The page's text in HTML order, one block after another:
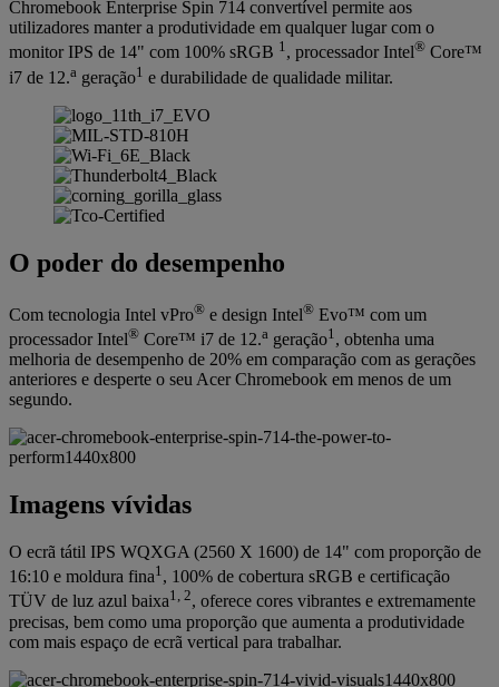
Chromebook Enterprise Spin 714 convertível permite aos
utilizadores manter a produtividade em qualquer lugar com o
monitor IPS de 14" com 100% sRGB 1, processador Intel® Core™
i7 de 12.a geração1 e durabilidade de qualidade militar.
O poder do desempenho
Com tecnologia Intel vPro® e design Intel® Evo™ com um
processador Intel® Core™ i7 de 12.a geração1, obtenha uma
melhoria de desempenho de 20% em comparação com as gerações
anteriores e desperte o seu Acer Chromebook em menos de um
segundo.
Imagens vívidas
O ecrã tátil IPS WQXGA (2560 X 1600) de 14" com proporção de
16:10 e moldura fina1, 100% de cobertura sRGB e certificação
TÜV de luz azul baixa1, 2, oferece cores vibrantes e extremamente
precisas, bem como uma proporção que aumenta a produtividade
com mais espaço de ecrã vertical para trabalhar.